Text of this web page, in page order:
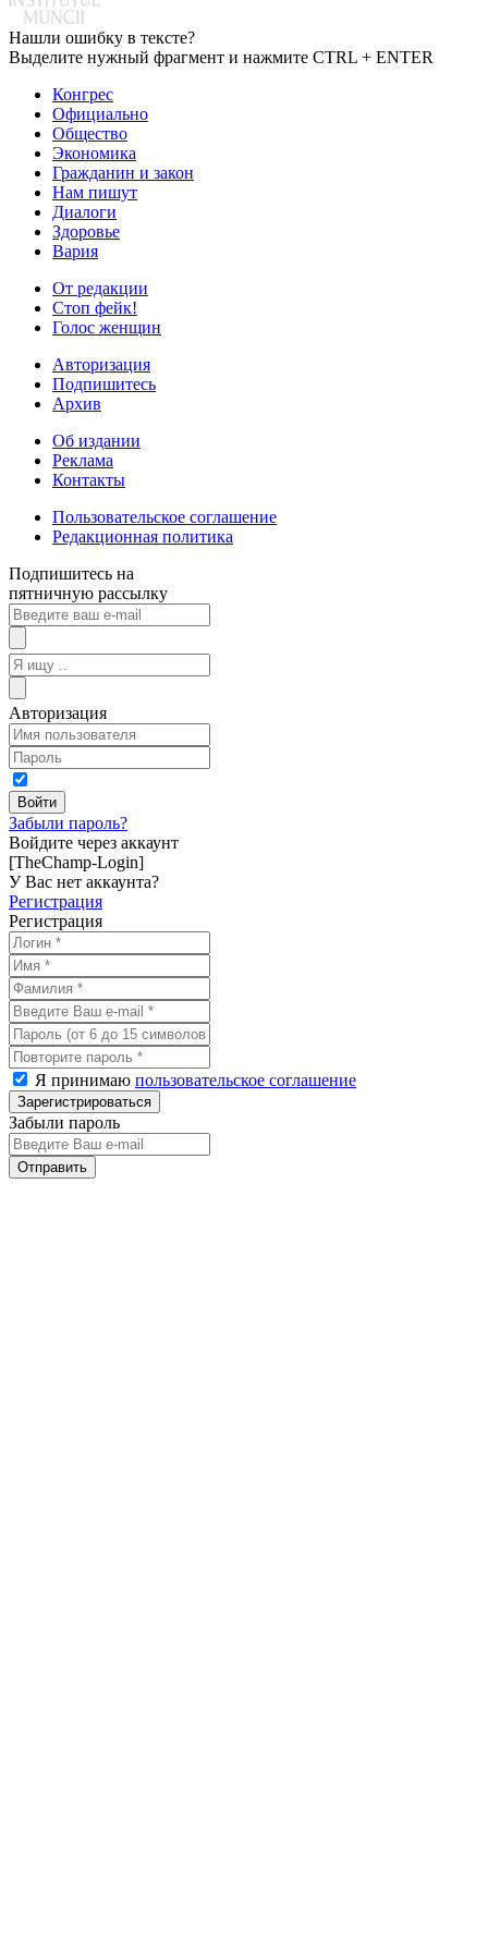
Нашли ошибку в тексте?
Выделите нужный фрагмент и нажмите CTRL + ENTER
Конгрес
Официально
Общество
Экономика
Гражданин и закон
Нам пишут
Диалоги
Здоровье
Вария
От редакции
Стоп фейк!
Голос женщин
Авторизация
Подпишитесь
Архив
Об издании
Реклама
Контакты
Пользовательское соглашение
Редакционная политика
Подпишитесь на
пятничную рассылку
Авторизация
Забыли пароль?
Войдите через аккаунт
[TheChamp-Login]
У Вас нет аккаунта?
Регистрация
Регистрация
Я принимаю пользовательское соглашение
Забыли пароль